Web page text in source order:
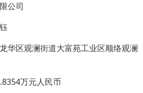
公司
华区观澜街道大富苑工业区顺络观澜
万元人民币